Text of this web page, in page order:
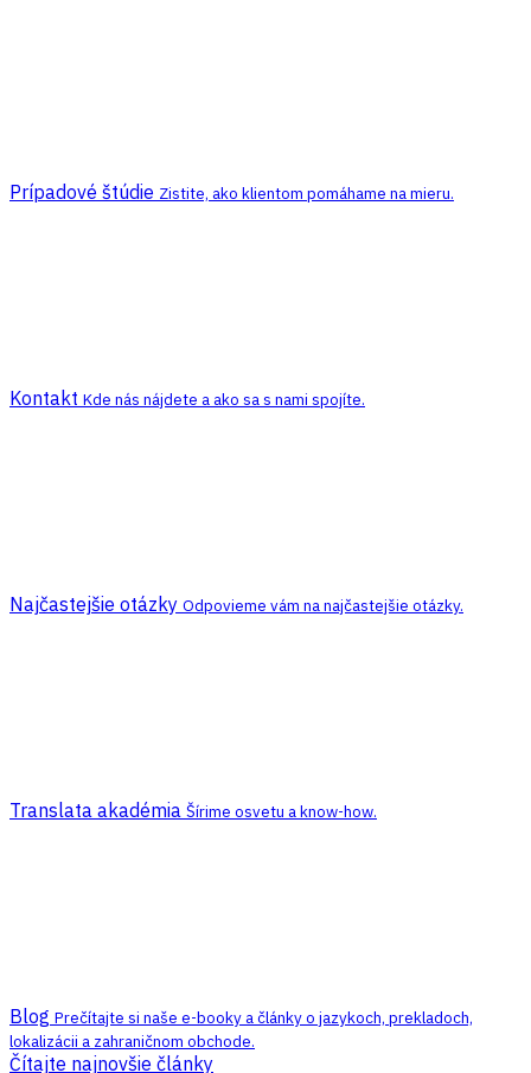
Prípadové štúdie Zistite, ako klientom pomáhame na mieru.
Kontakt Kde nás nájdete a ako sa s nami spojíte.
Najčastejšie otázky Odpovieme vám na najčastejšie otázky.
Translata akadémia Šírime osvetu a know-how.
Blog Prečítajte si naše e-booky a články o jazykoch, prekladoch,
lokalizácii a zahraničnom obchode.
Čítajte najnovšie články